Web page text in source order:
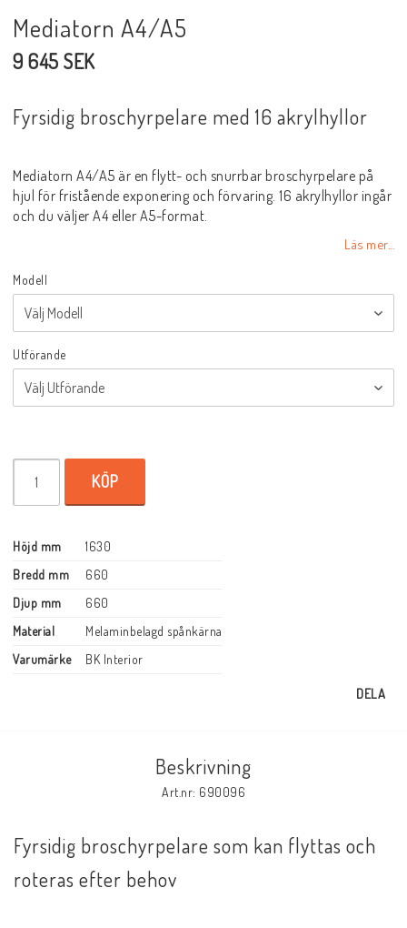
Mediatorn A4/A5
9 645 SEK
Fyrsidig broschyrpelare med 16 akrylhyllor
Mediatorn A4/A5 är en flytt- och snurrbar broschyrpelare på
hjul för fristående exponering och förvaring. 16 akrylhyllor ingår
och du väljer A4 eller A5-format.
Läs mer...
Modell
Utförande
KÖP
Höjd mm
1630
Bredd mm
660
Djup mm
660
Material
Melaminbelagd spånkärna
Varumärke
BK Interior
DELA
Beskrivning
Art.nr: 690096
Fyrsidig broschyrpelare som kan flyttas och
roteras efter behov